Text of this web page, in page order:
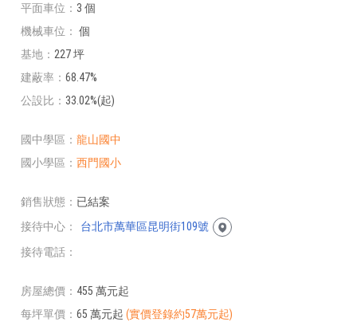
平面車位
3 個
機械車位
個
基地
227 坪
建蔽率
68.47%
公設比
33.02%(起)
國中學區
龍山國中
國小學區
西門國小
銷售狀態
已結案
接待中心
台北市萬華區昆明街109號
接待電話
房屋總價
455 萬元起
每坪單價
65 萬元起(實價登錄約57萬元起)